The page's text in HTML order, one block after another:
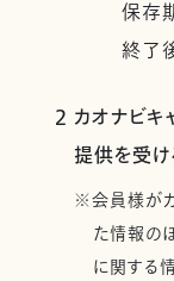
保存
終了
2 カオナビキ
提供を受
※会員様がカ
た情報の
に関する